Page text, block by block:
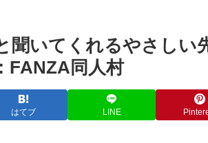
聞いてくれるやさしい
FANZA同人村
はてブ LINE